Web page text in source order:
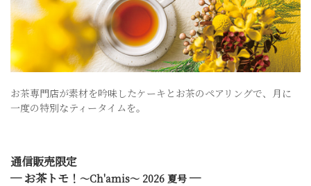
お茶専門店が素材を吟味したケーキとお茶のペアリングで、月に
一度の特別なティータイムを。
通信販売限定
─ お茶トモ！ ～Ch'amis～ 2026 夏号 ─